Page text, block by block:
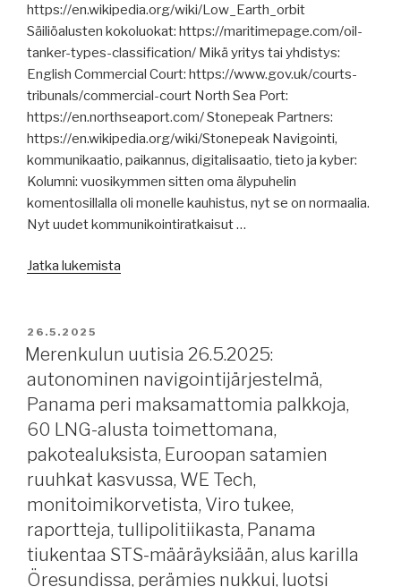
Norsepower,
auttaako
flip-
flop-
taktiikka
USA:ta,
raportteja,
pakotteiden
vaikutuksista,
Eagle
S
tutkinnasta,
aluksen,
logistiikkaharjoitus
Suomessa,
Kiina
pullistelee
Kauko-
Idässä.”
https://en.wikipedia.org/wiki/Low_Earth_orbit
Säiliöalusten kokoluokat: https://maritimepage.com/oil-
tanker-types-classification/ Mikä yritys tai yhdistys:
English Commercial Court: https://www.gov.uk/courts-
tribunals/commercial-court North Sea Port:
https://en.northseaport.com/ Stonepeak Partners:
https://en.wikipedia.org/wiki/Stonepeak Navigointi,
kommunikaatio, paikannus, digitalisaatio, tieto ja kyber:
Kolumni: vuosikymmen sitten oma älypuhelin
komentosillalla oli monelle kauhistus, nyt se on normaalia.
Nyt uudet kommunikointiratkaisut …
Jatka lukemista
19.00:
kommunikointi
komentosillalla,
uusi
aika
laivanvarustuksessa,
Maritime
Day,
ESL
Shipping,
ms
JULKAISTU
26.5.2025
Merenkulun uutisia 26.5.2025:
autonominen navigointijärjestelmä,
Panama peri maksamattomia palkkoja,
60 LNG-alusta toimettomana,
pakotealuksista, Euroopan satamien
ruuhkat kasvussa, WE Tech,
monitoimikorvetista, Viro tukee,
raportteja, tullipolitiikasta, Panama
tiukentaa STS-määräyksiään, alus karilla
Öresundissa, perämies nukkui, luotsi